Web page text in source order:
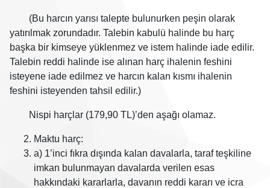
(Bu harcın yarısı talepte bulunurken peşin olarak
yatırılmak zorundadır. Talebin kabulü halinde bu harç
başka bir kimseye yüklenmez ve istem halinde iade edilir.
Talebin reddi halinde ise alınan harç ihalenin feshini
isteyene iade edilmez ve harcın kalan kısmı ihalenin
feshini isteyenden tahsil edilir.)
Nispi harçlar (179,90 TL)’den aşağı olamaz.
Maktu harç:
a) 1’inci fıkra dışında kalan davalarla, taraf teşkiline
imkan bulunmayan davalarda verilen esas
hakkındaki kararlarla, davanın reddi kararı ve icra